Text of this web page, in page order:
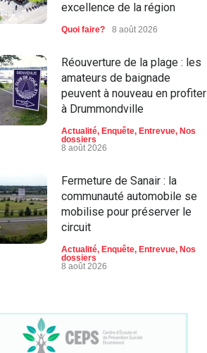
excellence de la région
Quoi faire? 8 août 2026
Réouverture de la plage : les
amateurs de baignade
peuvent à nouveau en profiter
à Drummondville
Actualité, Enquête, Entrevue, Nos
dossiers
8 août 2026
Fermeture de Sanair : la
communauté automobile se
mobilise pour préserver le
circuit
Actualité, Enquête, Entrevue, Nos
dossiers
8 août 2026